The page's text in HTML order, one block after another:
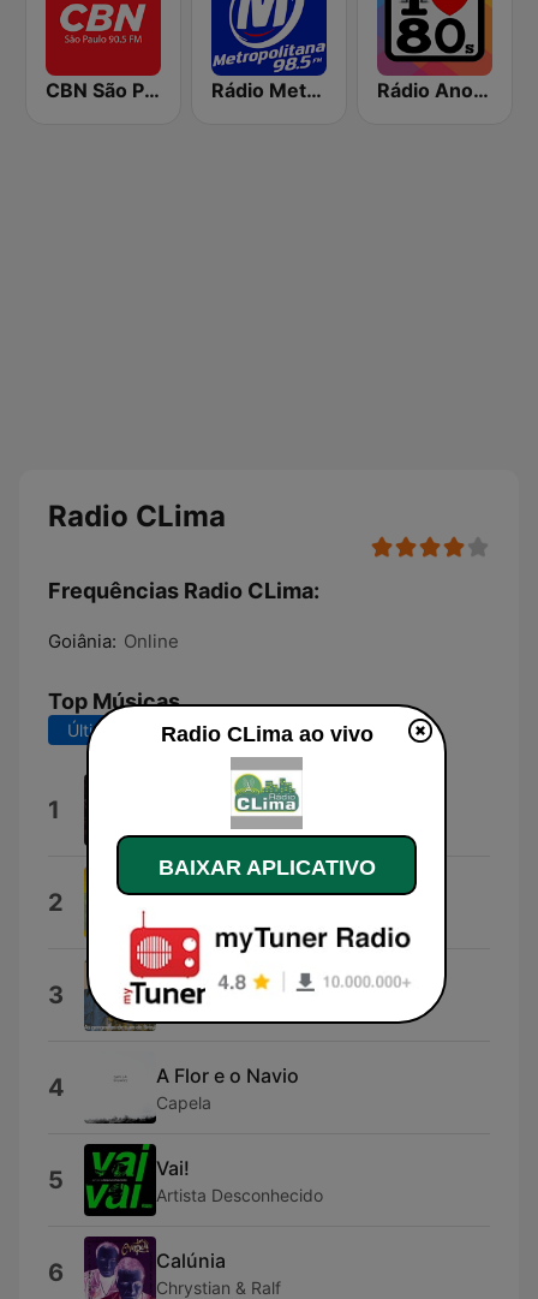
CBN São Paulo Rádio Metropolitana 98.5 FM Rádio Anos 80
Radio CLima
Frequências Radio CLima:
Goiânia: Online
Top Músicas
Últimos 7 dias Últimos 30 dias
1 24 Horas por Dia
2 Chitaozinho e Xororo
3 Opinião
Milionario e Jose Rico
4 A Flor e o Navio
Capela
5 Vai!
Artista Desconhecido
6 Calúnia
Chrystian & Ralf
Radio CLima ao vivo
BAIXAR APLICATIVO